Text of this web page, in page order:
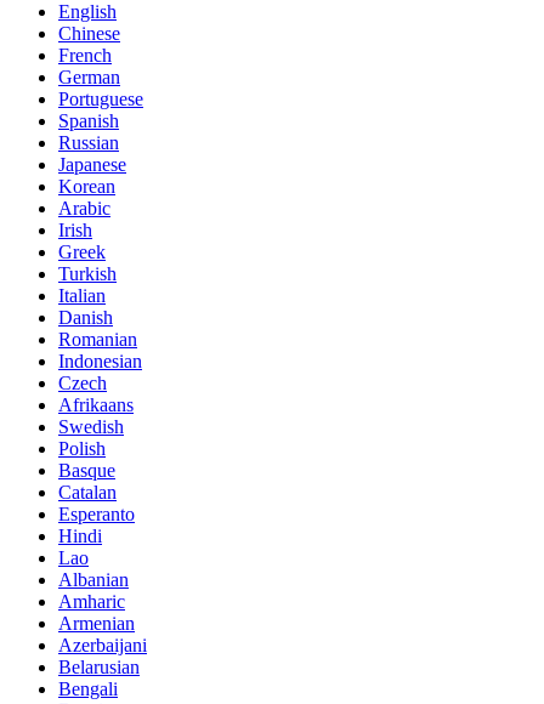
English
Chinese
French
German
Portuguese
Spanish
Russian
Japanese
Korean
Arabic
Irish
Greek
Turkish
Italian
Danish
Romanian
Indonesian
Czech
Afrikaans
Swedish
Polish
Basque
Catalan
Esperanto
Hindi
Lao
Albanian
Amharic
Armenian
Azerbaijani
Belarusian
Bengali